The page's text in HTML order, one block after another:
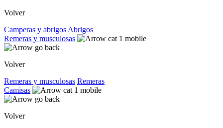
Volver
Camperas y abrigos Abrigos
Remeras y musculosas
Volver
Remeras y musculosas Remeras
Camisas
Volver